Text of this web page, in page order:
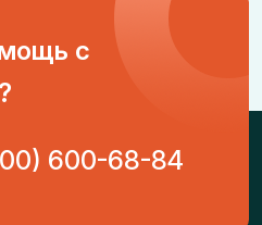
с
600-68-84